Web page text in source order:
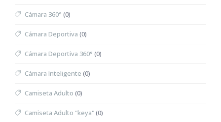
Cámara 360° (0)
Cámara Deportiva (0)
Cámara Deportiva 360° (0)
Cámara Inteligente (0)
Camiseta Adulto (0)
Camiseta Adulto "keya"(0)